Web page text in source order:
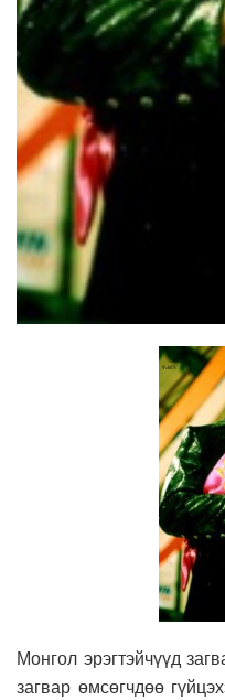
Монгол эрэгтэйчүүд
загвар өмсөгчдөө